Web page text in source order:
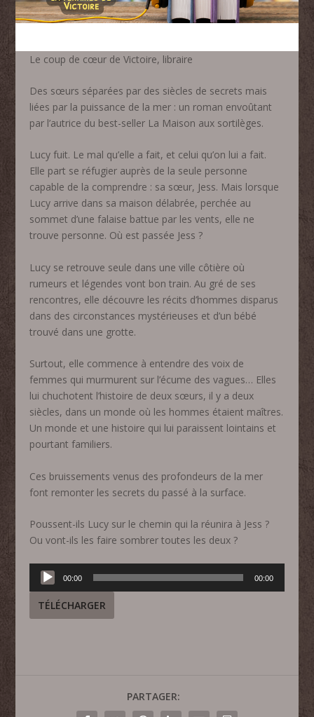
Le coup de cœur de Victoire, libraire
Des sœurs séparées par des siècles de secrets mais
liées par la puissance de la mer : un roman envoûtant
par l’autrice du best-seller La Maison aux sortilèges.
Lucy fuit. Le mal qu’elle a fait, et celui qu’on lui a fait.
Elle part se réfugier auprès de la seule personne
capable de la comprendre : sa sœur, Jess. Mais lorsque
Lucy arrive dans sa maison délabrée, perchée au
sommet d’une falaise battue par les vents, elle ne
trouve personne. Où est passée Jess ?
Lucy se retrouve seule dans une ville côtière où
rumeurs et légendes vont bon train. Au gré de ses
rencontres, elle découvre les récits d’hommes disparus
dans des circonstances mystérieuses et d’un bébé
trouvé dans une grotte.
Surtout, elle commence à entendre des voix de
femmes qui murmurent sur l’écume des vagues… Elles
lui chuchotent l’histoire de deux sœurs, il y a deux
siècles, dans un monde où les hommes étaient maîtres.
Un monde et une histoire qui lui paraissent lointains et
pourtant familiers.
Ces bruissements venus des profondeurs de la mer
font remonter les secrets du passé à la surface.
Poussent-ils Lucy sur le chemin qui la réunira à Jess ?
Ou vont-ils les faire sombrer toutes les deux ?
Lecteur
audio
00:00 00:00
TÉLÉCHARGER
PARTAGER: